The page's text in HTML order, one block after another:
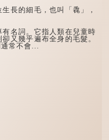
的細毛，也叫「毳」，
名詞。它指人類在兒童時
又幾乎遍布全身的毛髮。
常不會...